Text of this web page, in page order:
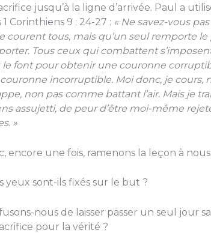
jusqu’à la ligne d’arrivée. Paul a
1 Corinthiens 9 : 24-27 : « Ne savez-vous
courent tous, mais qu’un seul remporte
Tous ceux qui combattent
le font pour obtenir une couronne
incorruptible. Moi donc, je cours,
non pas comme battant l’air. Mais je
assujetti, de peur d’être moi-même
»
encore une fois, ramenons la leçon à
yeux sont-ils fixés sur le but ?
nous de laisser passer un seul jour
pour la vérité ?